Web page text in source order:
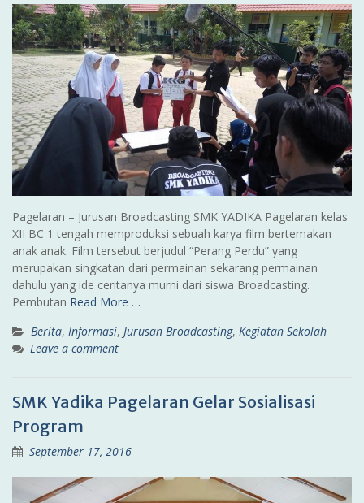
Pagelaran – Jurusan Broadcasting SMK YADIKA Pagelaran kelas
XII BC 1 tengah memproduksi sebuah karya film bertemakan
anak anak. Film tersebut berjudul “Perang Perdu” yang
merupakan singkatan dari permainan sekarang permainan
dahulu yang ide ceritanya murni dari siswa Broadcasting.
Pembutan Read More …
Berita, Informasi, Jurusan Broadcasting, Kegiatan Sekolah
Leave a comment
SMK Yadika Pagelaran Gelar Sosialisasi
Program
September 17, 2016